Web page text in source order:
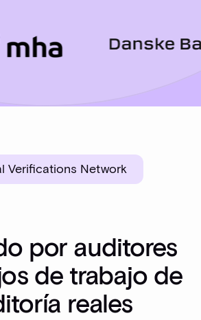
Verifications Network
por auditores
de trabajo de
reales